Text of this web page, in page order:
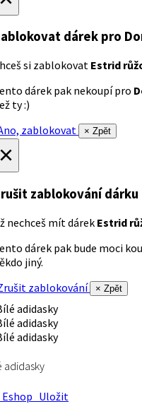
dárek pro
si zablokovat Estrid
dárek pak nekoupí pro
ty :)
zablokovat
× Zpět
zablokování dárku
nechceš mít dárek Estrid
dárek pak bude moci
jiný.
zablokování
× Zpět
adidasky
Uložit